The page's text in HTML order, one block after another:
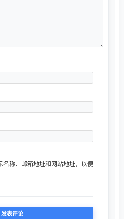
名称、邮箱地址和网站地址，以便